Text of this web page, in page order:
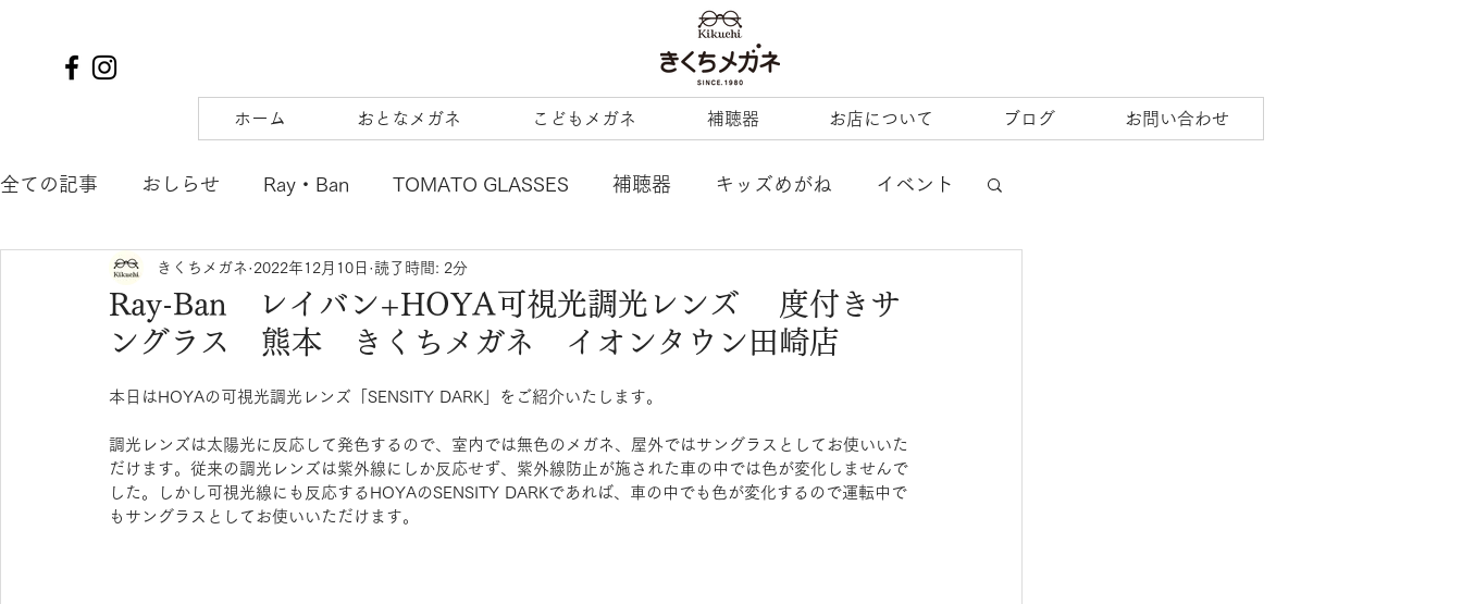
ホーム おとなメガネ こどもメガネ 補聴器 お店について ブログ お問い合わせ
全ての記事 おしらせ Ray・Ban TOMATO GLASSES 補聴器 キッズめがね イベント
TIFFANY&Co. to hers SOLAIZ DJUAL
SAMURAI SHO mu tsubura AQUALIBERTY LineArt COACH 内藤熊八
POLICE OAKLEY agnes b. ENFANT mezzopiano JILL STUART Ray-Ban KIDS
Ray-Ban レイバン+HOYA可視光調光レンズ 度付きサ
ングラス 熊本 きくちメガネ イオンタウン田崎店
きくちメガネ 2022年12月10日 読了時間: 2分
本日はHOYAの可視光調光レンズ「SENSITY DARK」をご紹介いたします。
調光レンズは太陽光に反応して発色するので、室内では無色のメガネ、屋外ではサングラスとしてお使いいた
だけます。従来の調光レンズは紫外線にしか反応せず、紫外線防止が施された車の中では色が変化しませんで
した。しかし可視光線にも反応するHOYAのSENSITY DARKであれば、車の中でも色が変化するので運転中で
もサングラスとしてお使いいただけます。